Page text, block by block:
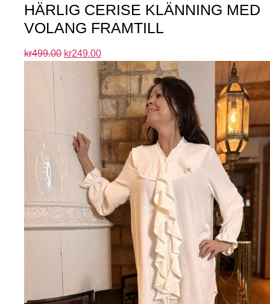
HÄRLIG CERISE KLÄNNING MED
VOLANG FRAMTILL
kr499.00 kr249.00